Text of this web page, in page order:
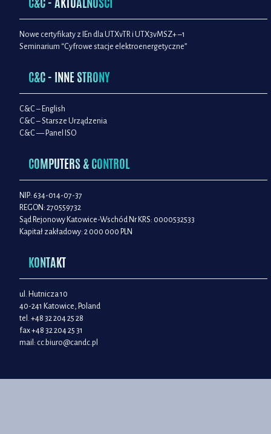
Nowe certyfikaty z IEn dla UTXvTR i UTX3vMSZ+ –1
Seminarium “Cyfrowe stacje elektroenergetyczne”
C&C - INNE STRONY
C&C – English
C&C – Starsze Urządzenia
C&C — Panel ISO
COMPUTERS & CONTROL
NIP: 634-014-07-37
REGON: 270559732
Sąd Rejonowy Katowice-Wschód Nr KRS: 0000532533
Kapitał zakładowy: 2 000 000 PLN
KONTAKT
ul. Hutnicza 10
40-241 Katowice, Poland
tel. +48 32 204 25 28
fax +48 32 204 25 31
mail: cc.biuro@candc.pl